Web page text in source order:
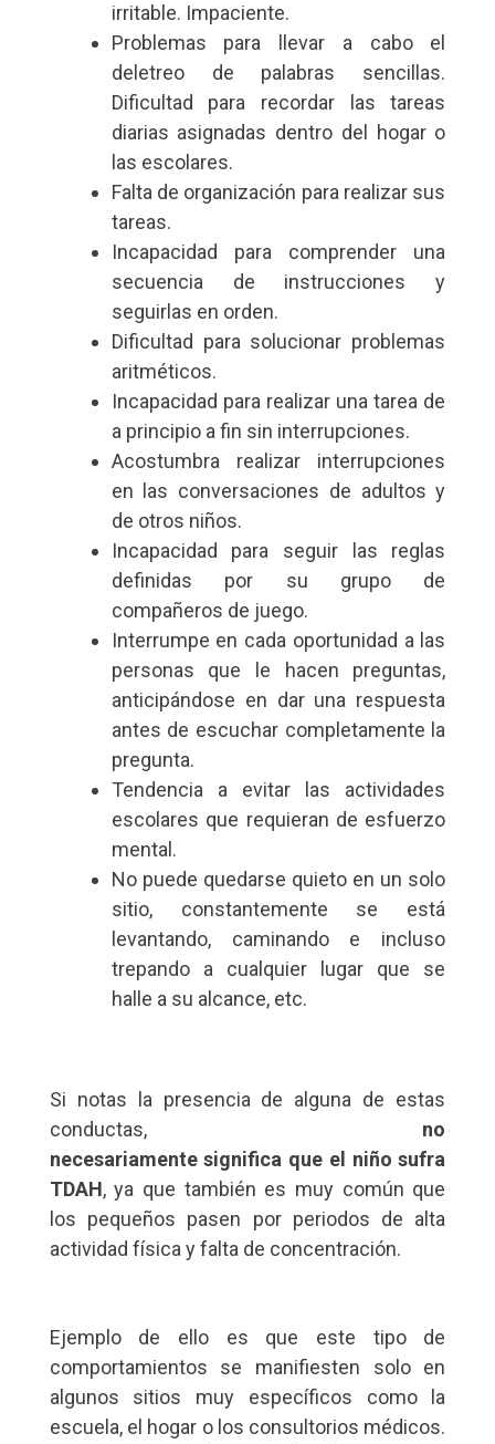
irritable. Impaciente.
Problemas para llevar a cabo el
deletreo de palabras sencillas.
Dificultad para recordar las tareas
diarias asignadas dentro del hogar o
las escolares.
Falta de organización para realizar sus
tareas.
Incapacidad para comprender una
secuencia de instrucciones y
seguirlas en orden.
Dificultad para solucionar problemas
aritméticos.
Incapacidad para realizar una tarea de
a principio a fin sin interrupciones.
Acostumbra realizar interrupciones
en las conversaciones de adultos y
de otros niños.
Incapacidad para seguir las reglas
definidas por su grupo de
compañeros de juego.
Interrumpe en cada oportunidad a las
personas que le hacen preguntas,
anticipándose en dar una respuesta
antes de escuchar completamente la
pregunta.
Tendencia a evitar las actividades
escolares que requieran de esfuerzo
mental.
No puede quedarse quieto en un solo
sitio, constantemente se está
levantando, caminando e incluso
trepando a cualquier lugar que se
halle a su alcance, etc.
Si notas la presencia de alguna de estas
conductas, no
necesariamente significa que el niño sufra
TDAH, ya que también es muy común que
los pequeños pasen por periodos de alta
actividad física y falta de concentración.
Ejemplo de ello es que este tipo de
comportamientos se manifiesten solo en
algunos sitios muy específicos como la
escuela, el hogar o los consultorios médicos.